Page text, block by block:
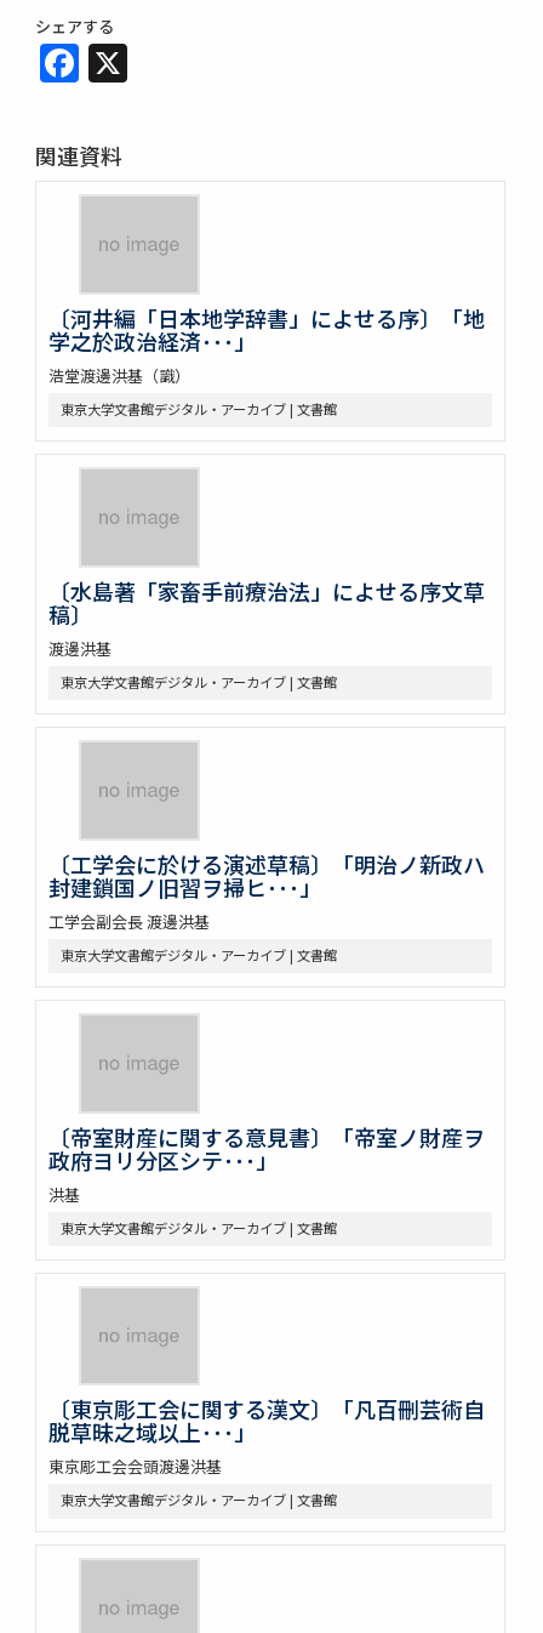
シェアする
Facebook
関連資料
〔河井編「日本地学辞書」によせる序〕「地
学之於政治経済･･･」
浩堂渡邊洪基（識）
東京大学文書館デジタル・アーカイブ | 文書館
〔水島著「家畜手前療治法」によせる序文草
稿〕
渡邊洪基
東京大学文書館デジタル・アーカイブ | 文書館
〔工学会に於ける演述草稿〕「明治ノ新政ハ
封建鎖国ノ旧習ヲ掃ヒ･･･」
工学会副会長 渡邊洪基
東京大学文書館デジタル・アーカイブ | 文書館
〔帝室財産に関する意見書〕「帝室ノ財産ヲ
政府ヨリ分区シテ･･･」
洪基
東京大学文書館デジタル・アーカイブ | 文書館
〔東京彫工会に関する漢文〕「凡百刪芸術自
脱草昧之域以上･･･」
東京彫工会会頭渡邊洪基
東京大学文書館デジタル・アーカイブ | 文書館